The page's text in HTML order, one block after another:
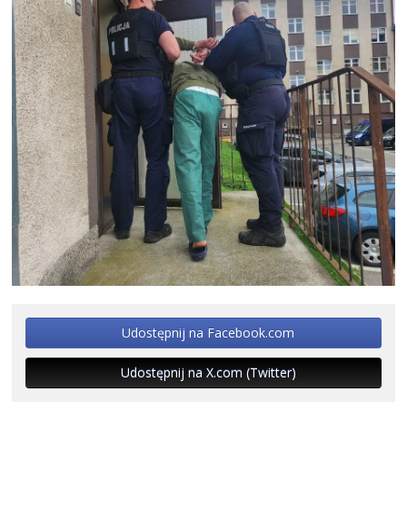
Udostępnij na Facebook.com
Udostępnij na X.com (Twitter)